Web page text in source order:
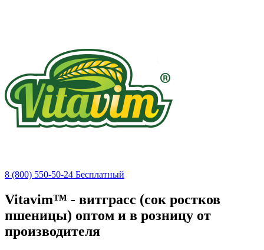
8 (800) 550-50-24 Бесплатный
Vitavim™ - витграсс (сок ростков
пшеницы) оптом и в розницу от
производителя